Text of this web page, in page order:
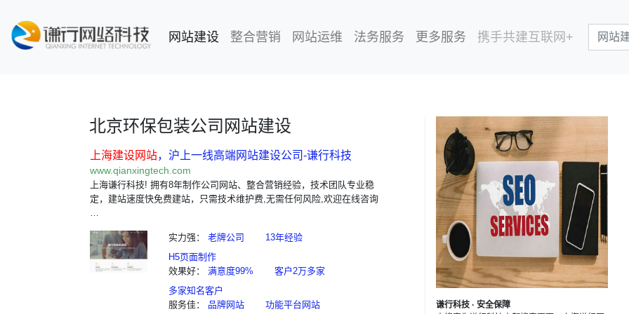
网站建设 (current)
整合营销 网站运维 法务服务 更多服务 携手共建互联网+
北京环保包装公司网站建设
上海建设网站，沪上一线高端网站建设公司-谦行科技
www.qianxingtech.com
上海谦行科技! 拥有8年制作公司网站、整合营销经验，技术团队专业稳
定，建站速度快免费建站，只需技术维护费,无需任何风险,欢迎在线咨询
…
实力强： 老牌公司
13年经验
H5页面制作
效果好：
满意度99%
客户2万多家
多家知名客户
服务佳：
品牌网站 功能平台网站
谦行科技 · 安全保障